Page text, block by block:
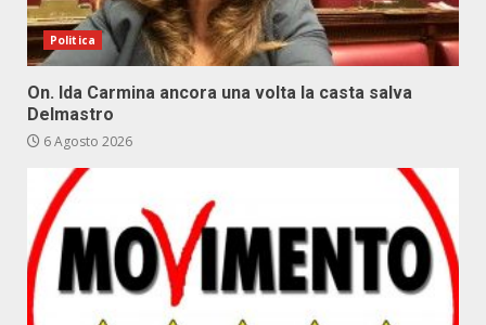
Politica
On. Ida Carmina ancora una volta la casta salva
Delmastro
6 Agosto 2026